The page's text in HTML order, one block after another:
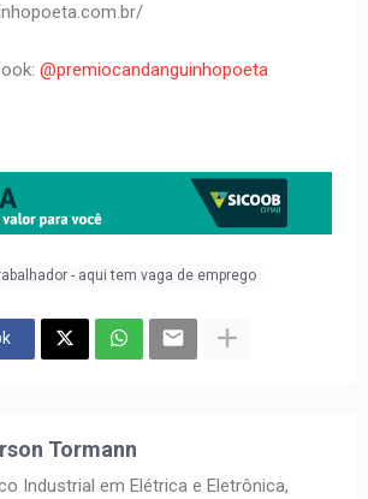
@premiocandanguinhopoeta
- aqui tem vaga de emprego
Tormann
Industrial em Elétrica e Eletrônica,